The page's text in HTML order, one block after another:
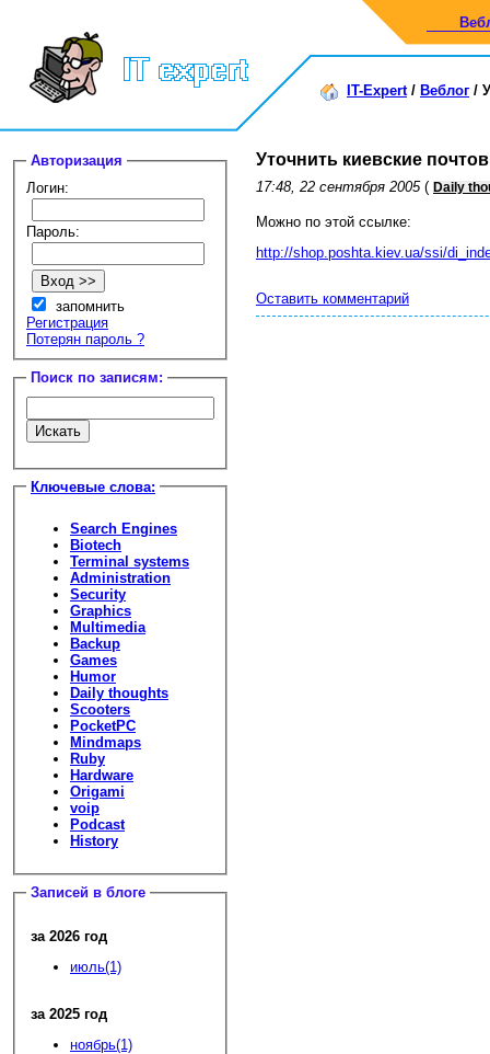
IT-Expert/ Веблог /
Авторизация
Логин:
Пароль:
запомнить
Регистрация
Потерян пароль ?
Поиск по записям:
Ключевые слова:
Search Engines
Biotech
Terminal systems
Administration
Security
Graphics
Multimedia
Backup
Games
Humor
Daily thoughts
Scooters
PocketPC
Mindmaps
Ruby
Hardware
Origami
voip
Podcast
History
Записей в блоге
за 2026 год
июль(1)
за 2025 год
ноябрь(1)
Уточнить киевские
17:48, 22 сентября 2005 ( Daily
Можно по этой ссылке:
http://shop.poshta.kiev.ua/ssi/
Оставить комментарий